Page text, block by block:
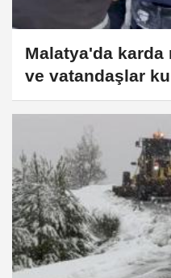
Malatya'da karda
ve vatandaşlar